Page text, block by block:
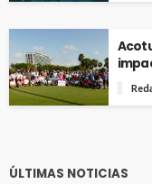
ÚLTIMAS NOTICIAS